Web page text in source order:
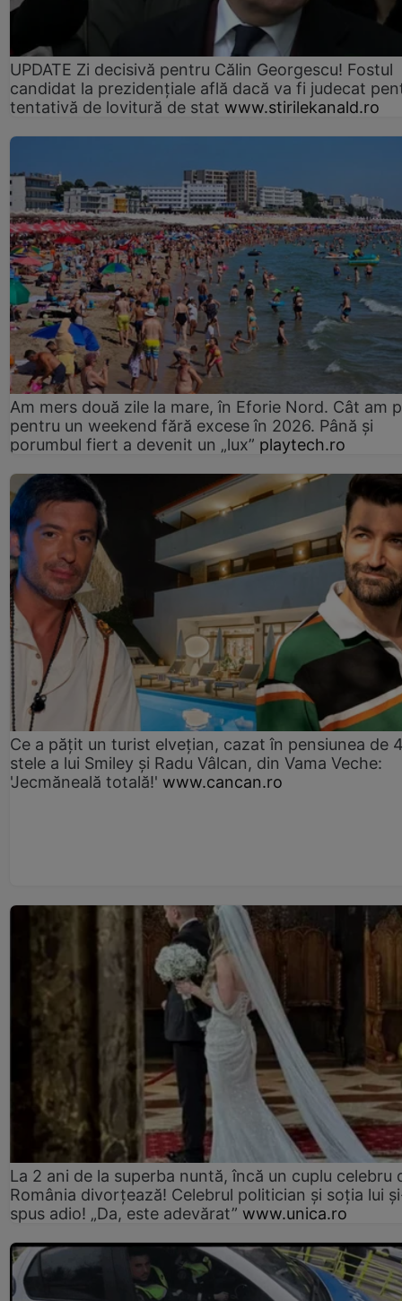
UPDATE Zi decisivă pentru Călin Georgescu! Fostul
candidat la prezidențiale află dacă va fi judecat
tentativă de lovitură de stat www.stirilekanald.ro
Am mers două zile la mare, în Eforie Nord. Cât am
pentru un weekend fără excese în 2026. Până și
porumbul fiert a devenit un „lux” playtech.ro
Ce a pățit un turist elvețian, cazat în pensiunea de
stele a lui Smiley și Radu Vâlcan, din Vama Veche:
'Jecmăneală totală!' www.cancan.ro
La 2 ani de la superba nuntă, încă un cuplu celebru
România divorțează! Celebrul politician și soția lui
spus adio! „Da, este adevărat” www.unica.ro